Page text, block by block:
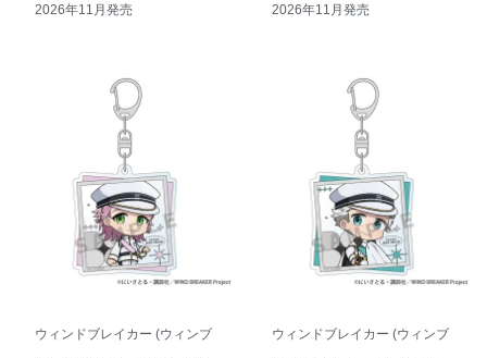
2026年11月発売 2026年11月発売
ウィンドブレイカー (ウィンブ ウィンドブレイカー (ウィンブ